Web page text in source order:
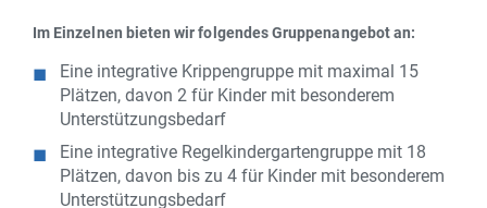
Im Einzelnen bieten wir folgendes Gruppenangebot an:
Eine integrative Krippengruppe mit maximal 15
Plätzen, davon 2 für Kinder mit besonderem
Unterstützungsbedarf
Eine integrative Regelkindergartengruppe mit 18
Plätzen, davon bis zu 4 für Kinder mit besonderem
Unterstützungsbedarf